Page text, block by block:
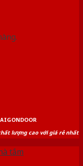
lượng cao với giá rẻ nhất
tắm